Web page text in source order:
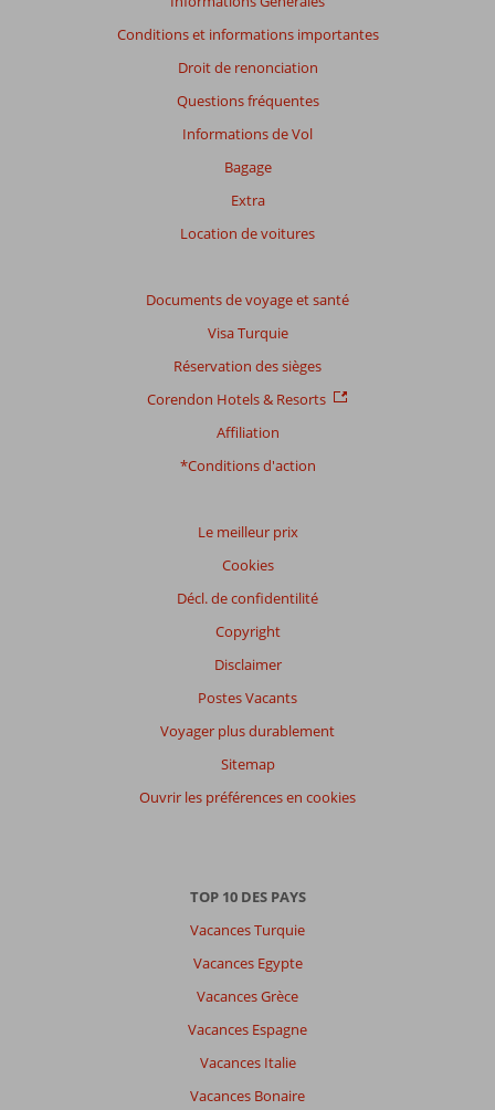
Conditions et informations importantes
Droit de renonciation
Questions fréquentes
Informations de Vol
Bagage
Extra
Location de voitures
Documents de voyage et santé
Visa Turquie
Réservation des sièges
Corendon Hotels & Resorts
Affiliation
*Conditions d'action
Le meilleur prix
Cookies
Décl. de confidentilité
Copyright
Disclaimer
Postes Vacants
Voyager plus durablement
Sitemap
Ouvrir les préférences en cookies
TOP 10 DES PAYS
Vacances Turquie
Vacances Egypte
Vacances Grèce
Vacances Espagne
Vacances Italie
Vacances Bonaire